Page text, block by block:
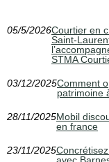
05/5/2026Courtier en
STMA
03/12/2025Comment
patrimoine
28/11/2025Mobil
en france
23/11/2025